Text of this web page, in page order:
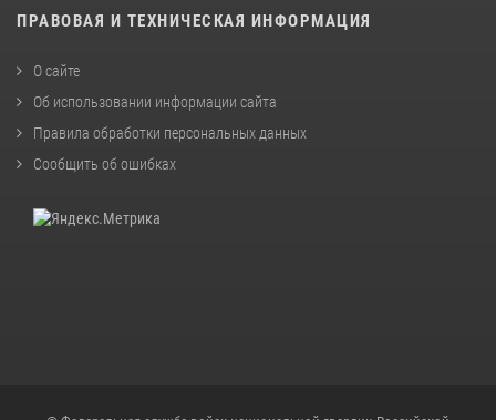
ПРАВОВАЯ И ТЕХНИЧЕСКАЯ ИНФОРМАЦИЯ
О сайте
Об использовании информации сайта
Правила обработки персональных данных
Сообщить об ошибках